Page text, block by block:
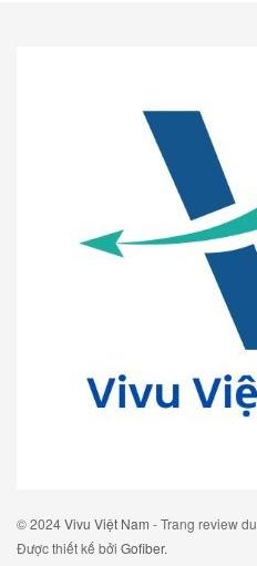
© 2024Vivu Việt Nam - Trang review
Được thiết kế bởi Gofiber.